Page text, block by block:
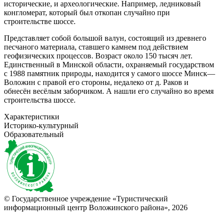
исторические, и археологические. Например, ледниковый
конгломерат, который был откопан случайно при
строительстве шоссе.
Представляет собой большой валун, состоящий из древнего
песчаного материала, ставшего камнем под действием
геофизических процессов. Возраст около 150 тысяч лет.
Единственный в Минской области, охраняемый государством
с 1988 памятник природы, находится у самого шоссе Минск—
Воложин с правой его стороны, недалеко от д. Раков и
обнесён весёлым заборчиком. А нашли его случайно во время
строительства шоссе.
Характеристики
Историко-культурный
Образовательный
© Государственное учреждение «Туристический
информационный центр Воложинского района», 2026